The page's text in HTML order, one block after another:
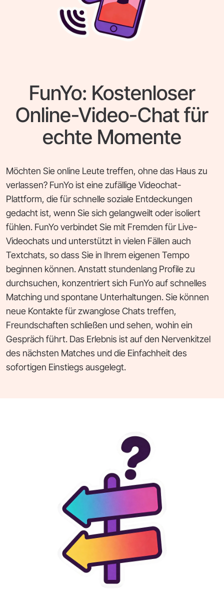
FunYo: Kostenloser
Online-Video-Chat für
echte Momente
Möchten Sie online Leute treffen, ohne das Haus zu
verlassen? FunYo ist eine zufällige Videochat-
Plattform, die für schnelle soziale Entdeckungen
gedacht ist, wenn Sie sich gelangweilt oder isoliert
fühlen. FunYo verbindet Sie mit Fremden für Live-
Videochats und unterstützt in vielen Fällen auch
Textchats, so dass Sie in Ihrem eigenen Tempo
beginnen können. Anstatt stundenlang Profile zu
durchsuchen, konzentriert sich FunYo auf schnelles
Matching und spontane Unterhaltungen. Sie können
neue Kontakte für zwanglose Chats treffen,
Freundschaften schließen und sehen, wohin ein
Gespräch führt. Das Erlebnis ist auf den Nervenkitzel
des nächsten Matches und die Einfachheit des
sofortigen Einstiegs ausgelegt.